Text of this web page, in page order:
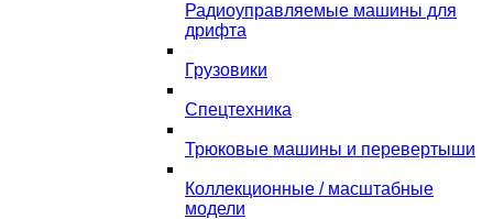
Радиоуправляемые машины для
дрифта
Грузовики
Спецтехника
Трюковые машины и перевертыши
Коллекционные / масштабные
модели